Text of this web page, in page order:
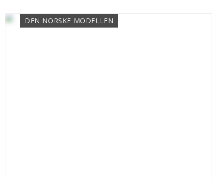
DEN NORSKE MODELLEN